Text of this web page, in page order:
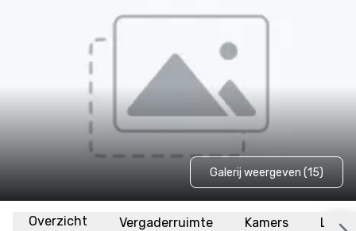
Galerij weergeven (15)
Overzicht Vergaderruimte Kamers